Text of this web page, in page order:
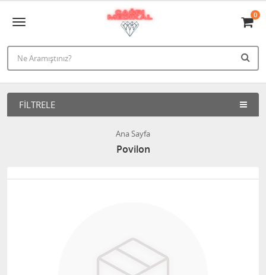
0
FILTRELE
Ana Sayfa
Povilon